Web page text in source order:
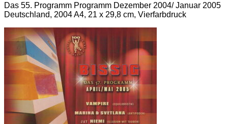
Das 55. Programm Programm Dezember 2004/ Januar 2005
Deutschland, 2004 A4, 21 x 29,8 cm, Vierfarbdruck